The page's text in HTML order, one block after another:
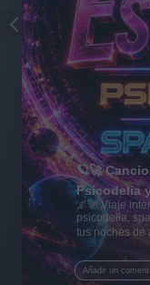
Añadir un
🪐🚀
Psicodelia
🌌🚀 Viaje
psicodelia,
tus noches de
al firmamento
esta
✨⭐